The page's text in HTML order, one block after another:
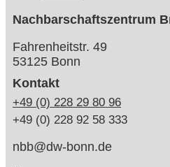
Nachbarschaftszentrum
Fahrenheitstr. 49
53125 Bonn
Kontakt
+49 (0) 228 29 80 96
+49 (0) 228 92 58 333
nbb@dw-bonn.de